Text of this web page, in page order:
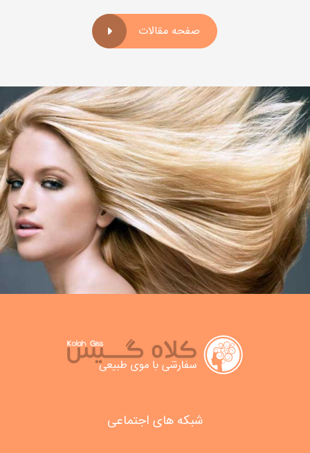
صفحه مقالات
شبکه های اجتماعی